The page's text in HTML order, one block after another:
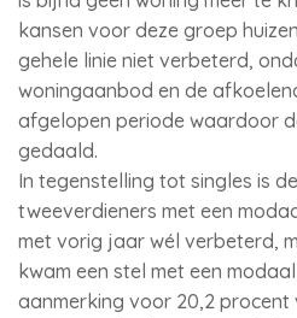
kansen voor deze groep
gehele linie niet verbeterd,
woningaanbod en de
afgelopen periode waardoor
gedaald.
In tegenstelling tot singles is
tweeverdieners met een
met vorig jaar wél verbeterd,
kwam een stel met een
aanmerking voor 20,2